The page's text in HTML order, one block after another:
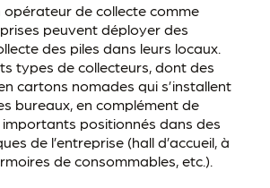
opérateur de collecte comme
peuvent déployer des
des piles dans leurs locaux.
types de collecteurs, dont des
cartons nomades qui s’installent
bureaux, en complément de
positionnés dans des
de l’entreprise (hall d’accueil, à
de consommables, etc.).